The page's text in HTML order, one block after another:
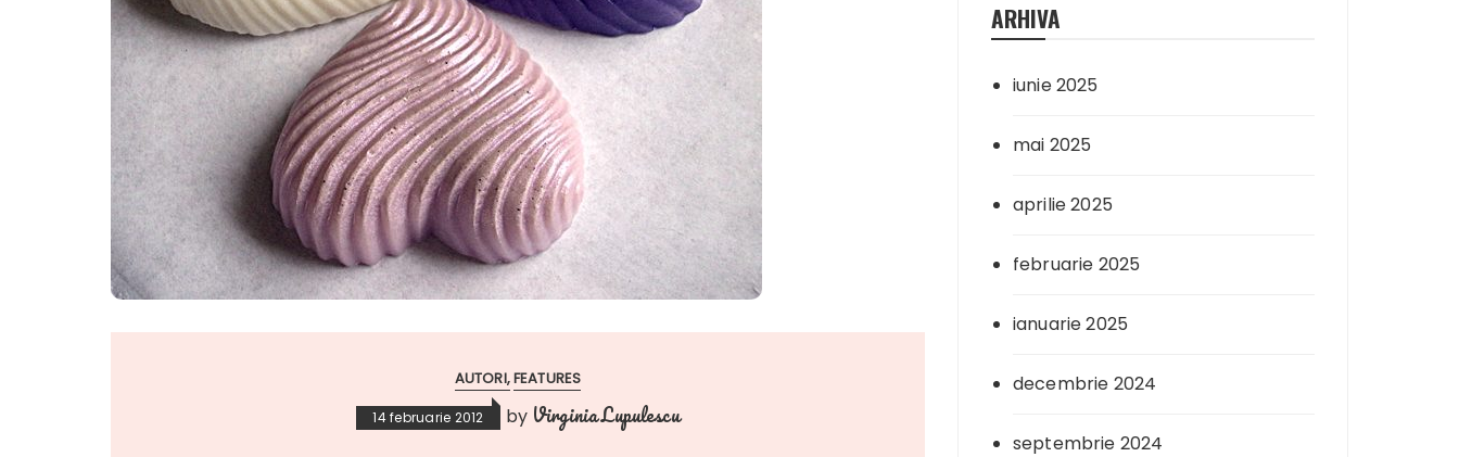
AUTORI FEATURES
14 februarie 2012 by Virginia Lupulescu
ARHIVA
iunie 2025
mai 2025
aprilie 2025
februarie 2025
ianuarie 2025
decembrie 2024
septembrie 2024